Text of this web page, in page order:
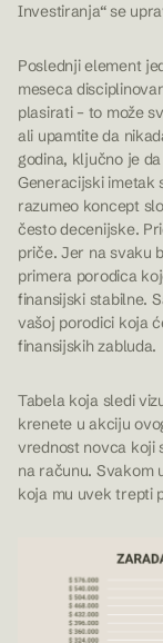
Investiranja“se
Poslednji element
meseca
plasirati – to može
ali upamtite da
godina, ključno je
Generacijski imetak
razumeo koncept
često decenijske.
priče. Jer na svaku
primera porodica
finansijski stabilne.
vašoj porodici koja
finansijskih zabluda.
Tabela koja sledi
krenete u akciju
vrednost novca koji
na računu. Svakom
koja mu uvek trepti